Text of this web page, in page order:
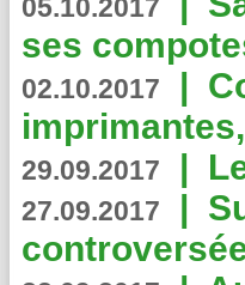
05.10.2017
ses
02.10.2017 |
29.09.2017 |
27.09.2017 |